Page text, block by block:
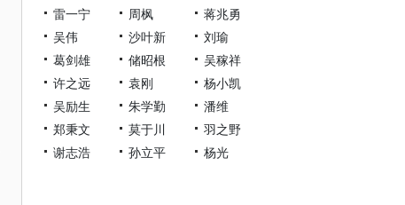
雷一宁
周枫
蒋兆勇
吴伟
沙叶新
刘瑜
葛剑雄
储昭根
吴稼祥
许之远
袁刚
杨小凯
吴励生
朱学勤
潘维
郑秉文
莫于川
羽之野
谢志浩
孙立平 杨光